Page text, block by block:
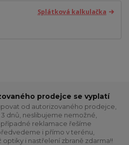
Splátková kalkulačka
prodejce se vyplatí
od autorizovaného prodejce,
dnů, neslibujeme nemožné,
reklamace řešíme
i přímo v terénu,
i nastřelení zbraně zdarma!!